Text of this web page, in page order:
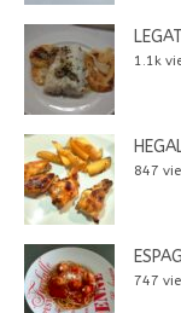
1.1k
847
747